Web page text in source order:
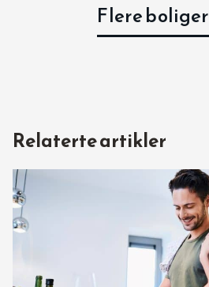
Flere boliger
Relaterte artikler